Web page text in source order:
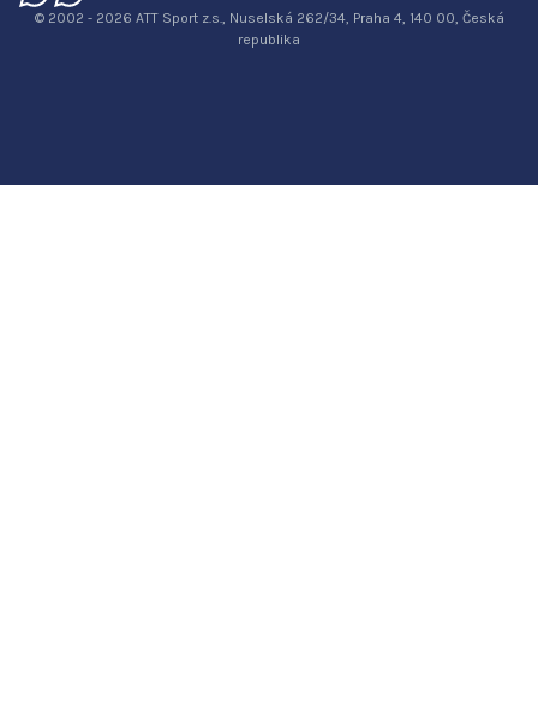
© 2002 - 2026 ATT Sport z.s., Nuselská 262/34, Praha 4, 140 00, Česká
republika